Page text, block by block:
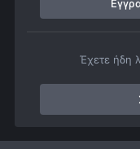
Έχετε ήδη